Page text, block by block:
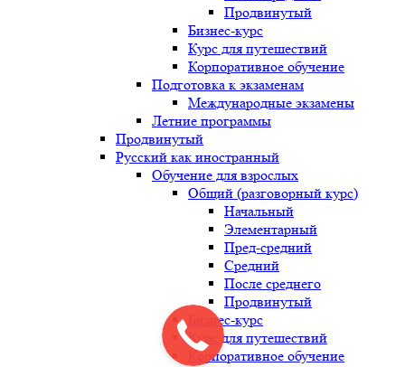
Продвинутый
Бизнес-курс
Курс для путешествий
Корпоративное обучение
Подготовка к экзаменам
Международные экзамены
Летние программы
Продвинутый
Русский как иностранный
Обучение для взрослых
Общий (разговорный курс)
Начальный
Элементарный
Пред-средний
Средний
После среднего
Продвинутый
Бизнес-курс
Курс для путешествий
Корпоративное обучение